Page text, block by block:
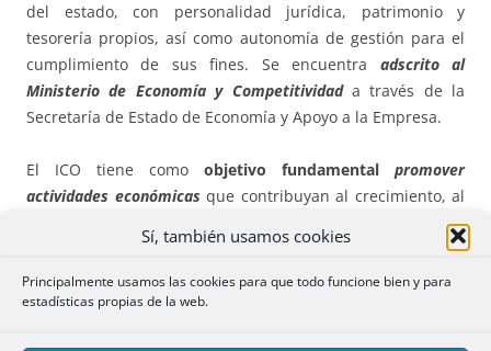
Sí, también usamos cookies
Principalmente usamos las cookies para que todo funcione bien y para
estadísticas propias de la web.
del estado, con personalidad jurídica, patrimonio y
tesorería propios, así como autonomía de gestión para el
cumplimiento de sus fines. Se encuentra adscrito al
Ministerio de Economía y Competitividada través de la
Secretaría de Estado de Economía y Apoyo a la Empresa.
El ICO tiene como objetivo fundamental
promover
actividades económicas que contribuyan al crecimiento, al
desarrollo del país y a la mejora de la distribución de la
riqueza nacional.
LosEstatutosdel Instituto de Crédito Oficial fueron